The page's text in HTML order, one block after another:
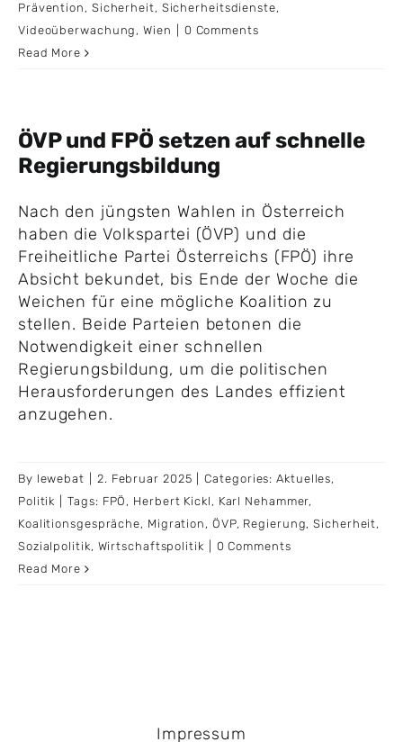
Prävention , Sicherheit, Sicherheitsdienste,
Videoüberwachung ,Wien
0 Comments
Read More
ÖVP und FPÖ setzen auf schnelle
Regierungsbildung
Nach den jüngsten Wahlen in Österreich
haben die Volkspartei (ÖVP) und die
Freiheitliche Partei Österreichs (FPÖ) ihre
Absicht bekundet, bis Ende der Woche die
Weichen für eine mögliche Koalition zu
stellen. Beide Parteien betonen die
Notwendigkeit einer schnellen
Regierungsbildung, um die politischen
Herausforderungen des Landes effizient
anzugehen.
By lewebat 2. Februar 2025 Categories:Aktuelles,
Politik
Tags: FPÖ , Herbert Kickl , Karl Nehammer,
Koalitionsgespräche, Migration , ÖVP, Regierung,Sicherheit,
Sozialpolitik, Wirtschaftspolitik
0 Comments
Read More
Impressum